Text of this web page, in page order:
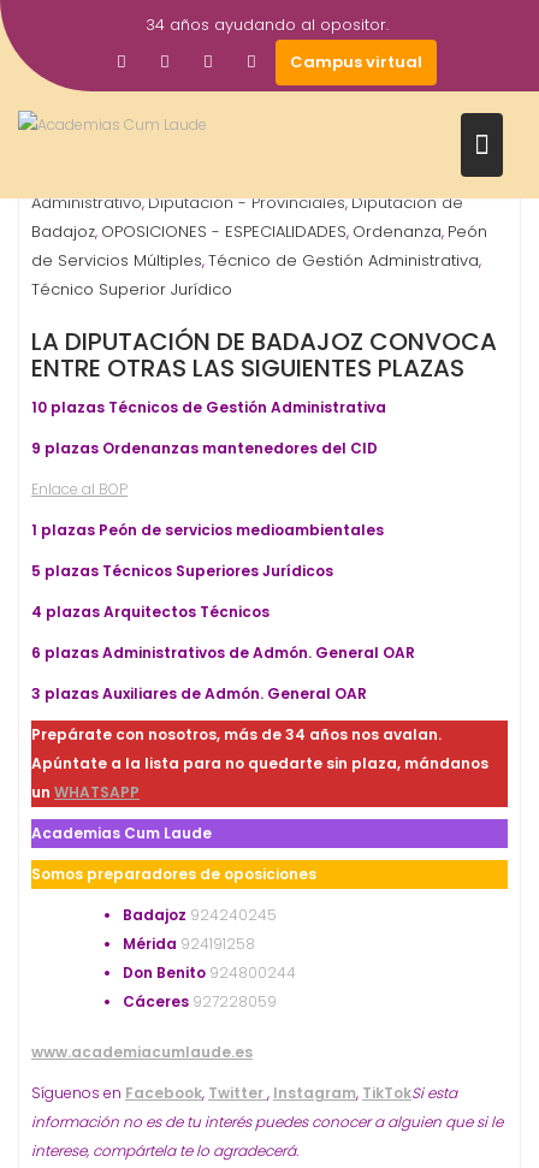
Saltar
al
contenido
34 años ayudando al opositor.
Campus virtual
May
2026
Gestor AcademiasCumLaude
Administrativo,Diputación - Provinciales,Diputación de
Badajoz, OPOSICIONES - ESPECIALIDADES, Ordenanza, Peón
de Servicios Múltiples,Técnico de Gestión Administrativa,
Técnico Superior Jurídico
LA DIPUTACIÓN DE BADAJOZ CONVOCA
ENTRE OTRAS LAS SIGUIENTES PLAZAS
10 plazas Técnicos de Gestión Administrativa
9 plazas Ordenanzas mantenedores del CID
Enlace al BOP
1 plazas Peón de servicios medioambientales
5 plazas Técnicos Superiores Jurídicos
4 plazasArquitectos Técnicos
6 plazasAdministrativos de Admón. General OAR
3 plazasAuxiliares de Admón. General OAR
Prepárate con nosotros, más de 34 años nos avalan.
Apúntate a la lista para no quedarte sin plaza, mándanos
un WHATSAPP
Academias Cum Laude
Somos preparadores de oposiciones
Badajoz 924240245
Mérida 924191258
Don Benito 924800244
Cáceres 927228059
www.academiacumlaude.es
Síguenos en Facebook, Twitter, Instagram, TikTokSi esta
información no es de tu interés puedes conocer a alguien que si le
interese, compártela te lo agradecerá.